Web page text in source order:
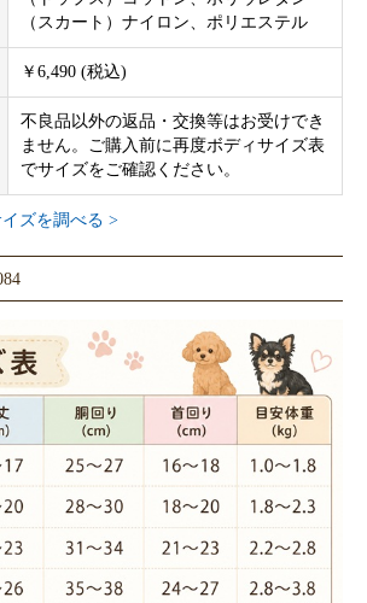
（スカート）ナイロン、ポリエステル
￥6,490 (税込)
不良品以外の返品・交換等はお受けでき
ません。ご購入前に再度ボディサイズ表
でサイズをご確認ください。
ズを調べる >